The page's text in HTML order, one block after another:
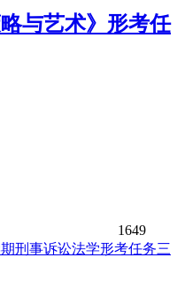
与艺术》形考任
1649